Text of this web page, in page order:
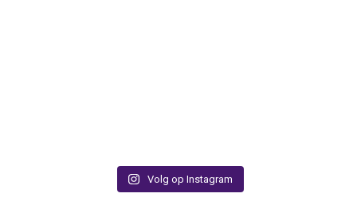
Volg op Instagram